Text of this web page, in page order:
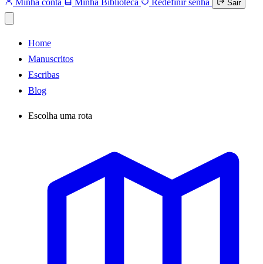
Minha conta Minha Biblioteca Redefinir senha Sair
Home
Manuscritos
Escribas
Blog
Escolha uma rota